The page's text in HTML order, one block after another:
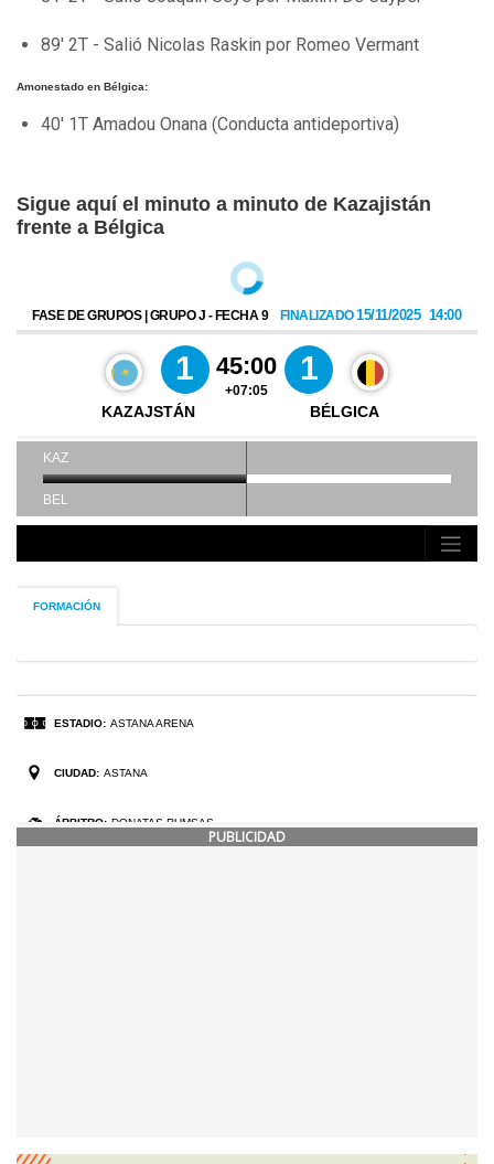
89' 2T - Salió Nicolas Raskin por Romeo Vermant
Amonestado en Bélgica:
40' 1T Amadou Onana (Conducta antideportiva)
Sigue aquí el minuto a minuto de Kazajistán
frente a Bélgica
PUBLICIDAD